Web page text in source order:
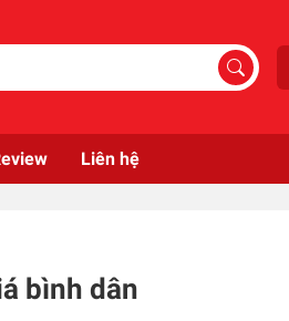
Liên hệ
bình dân